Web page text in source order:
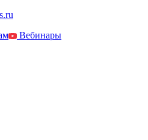
Вебинары